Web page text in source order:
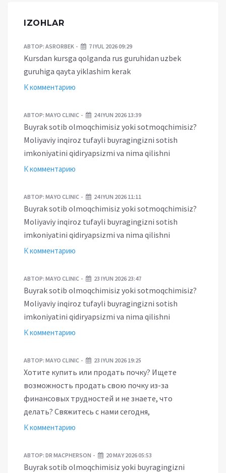
IZOHLAR
АВТОР: ASRORBEK 7 IYUL 2026 09:29
Kursdan kursga qolganda rus guruhidan uzbek
guruhiga qayta yiklashim kerak
К комментарию
АВТОР: MAYO CLINIC 24 IYUN 2026 13:39
Buyrak sotib olmoqchimisiz yoki sotmoqchimisiz?
Moliyaviy inqiroz tufayli buyragingizni sotish
imkoniyatini qidiryapsizmi va nima qilishni
К комментарию
АВТОР: MAYO CLINIC 24 IYUN 2026 11:11
Buyrak sotib olmoqchimisiz yoki sotmoqchimisiz?
Moliyaviy inqiroz tufayli buyragingizni sotish
imkoniyatini qidiryapsizmi va nima qilishni
К комментарию
АВТОР: MAYO CLINIC 23 IYUN 2026 23:47
Buyrak sotib olmoqchimisiz yoki sotmoqchimisiz?
Moliyaviy inqiroz tufayli buyragingizni sotish
imkoniyatini qidiryapsizmi va nima qilishni
К комментарию
АВТОР: MAYO CLINIC 23 IYUN 2026 19:25
Хотите купить или продать почку? Ищете
возможность продать свою почку из-за
финансовых трудностей и не знаете, что
делать? Свяжитесь с нами сегодня,
К комментарию
АВТОР: DR MACPHERSON 20 MAY 2026 05:53
Buyrak sotib olmoqchimisiz yoki buyragingizni